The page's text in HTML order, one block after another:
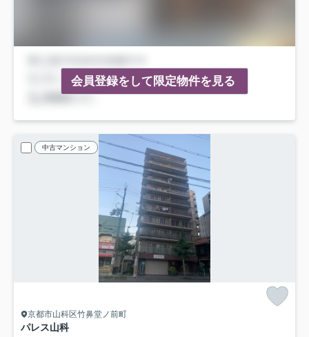
会員登録をして限定物件を見る
中古マンション
京都市山科区竹鼻堂ノ前町
パレス山科